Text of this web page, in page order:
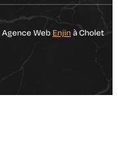
Web Enjin à Cholet